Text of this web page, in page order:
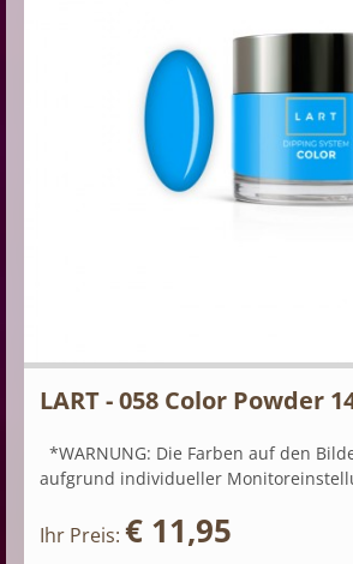
LART - 058 Color Powder
*WARNUNG: Die Farben auf den
aufgrund individueller
Ihr Preis: € 11,95